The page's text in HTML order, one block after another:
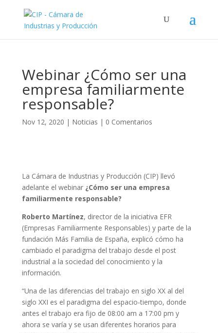
Webinar ¿Cómo ser una
empresa familiarmente
responsable?
Nov 12, 2020 | Noticias | 0 Comentarios
La Cámara de Industrias y Producción (CIP) llevó
adelante el webinar ¿Cómo ser una empresa
familiarmente responsable?
Roberto Martínez, director de la iniciativa EFR
(Empresas Familiarmente Responsables) y parte de la
fundación Más Familia de España, explicó cómo ha
cambiado el paradigma del trabajo desde el post
industrial a la sociedad del conocimiento y la
información.
“Una de las diferencias del trabajo en siglo XX al del
siglo XXI es el paradigma del espacio-tiempo, donde
antes el trabajo era fijo de 08:00 am a 17:00 pm y
ahora se varía y se usan diferentes horarios para